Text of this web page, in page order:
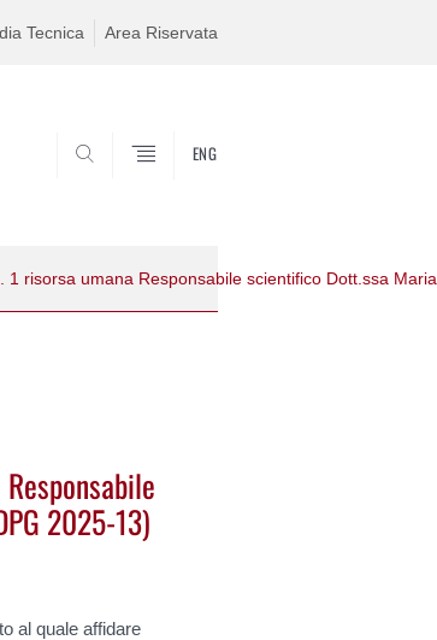
Tecnica Area Riservata
ENG
2025-13)
al quale affidare